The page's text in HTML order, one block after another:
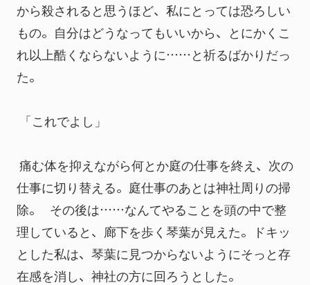
から殺されると思うほど、私にとっては恐ろしい
もの。自分はどうなってもいいから、とにかくこ
れ以上酷くならないように……と祈るばかりだっ
た。
「これでよし」
痛む体を抑えながら何とか庭の仕事を終え、次の
仕事に切り替える。庭仕事のあとは神社周りの掃
除。   その後は……なんてやることを頭の中で整
理していると、廊下を歩く琴葉が見えた。ドキッ
とした私は、琴葉に見つからないようにそっと存
在感を消し、神社の方に回ろうとした。